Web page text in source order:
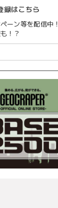
録はこちら
ーン等を配信中！
！？